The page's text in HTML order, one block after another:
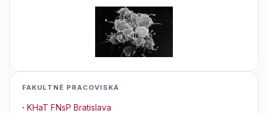
FAKULTNÉ PRACOVISKÁ
· KHaT FNsP Bratislava